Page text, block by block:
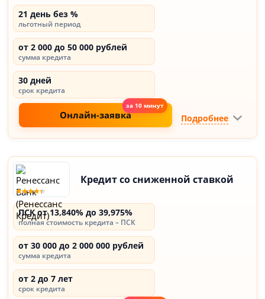
21 день без %
льготный период
от 2 000 до 50 000 рублей
сумма кредита
30 дней
срок кредита
Онлайн-заявка Подробнее
Кредит со сниженной ставкой
ПСК от 13,840% до 39,975%
полная стоимость кредита – ПСК
от 30 000 до 2 000 000 рублей
сумма кредита
от 2 до 7 лет
срок кредита